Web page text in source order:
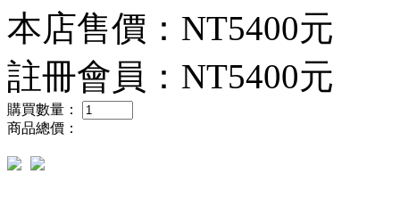
本店售價： NT5400元
註冊會員： NT5400元
購買數量：
商品總價：